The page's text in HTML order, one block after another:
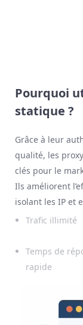
Pourquoi
statique ?
Grâce à leur
qualité, les
clés pour le
Ils améliorent
isolant les IP et
Trafic illimité
Temps de
rapide